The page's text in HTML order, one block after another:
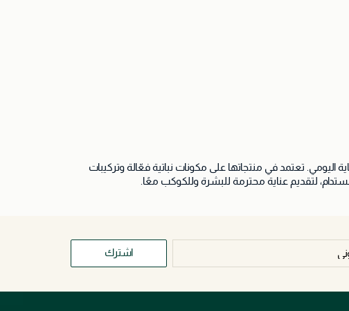
يبدأ من التوازن بين الطبيعة والعلم وروتين العناية اليومي. تعتمد في منتجاتها على مكونات نباتية فعّالة وتركيبات
لتقديم عناية محترمة للبشرة وللكوكب معًا.
اشترك